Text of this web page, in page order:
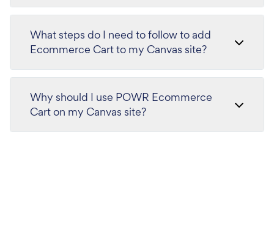
What steps do I need to follow to add
Ecommerce Cart to my Canvas site?
Why should I use POWR Ecommerce
Cart on my Canvas site?